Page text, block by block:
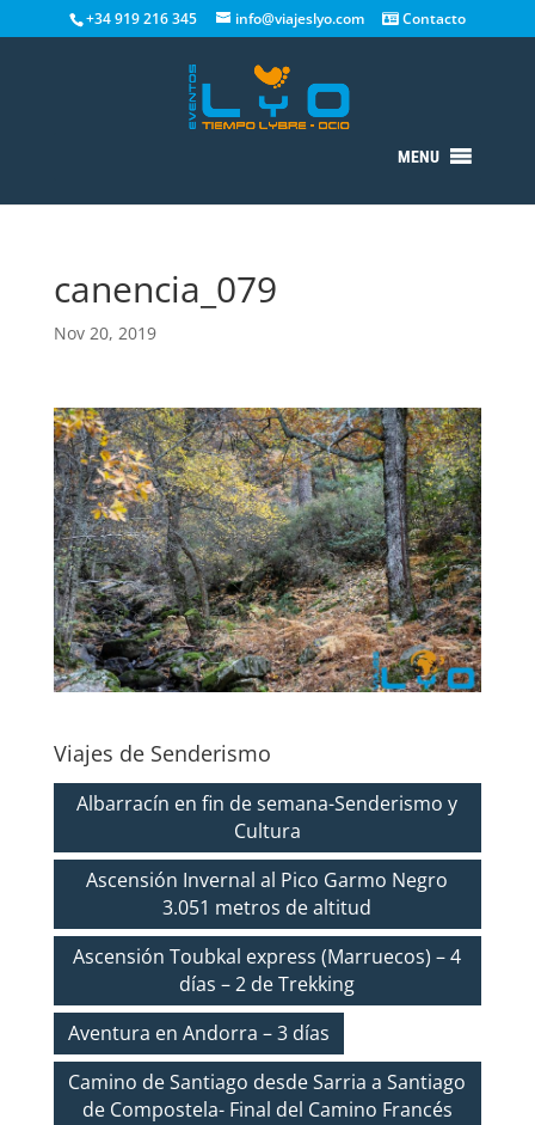
+34 919 216 345 info@viajeslyo.com Contacto
MENU
canencia_079
Nov 20, 2019
Viajes de Senderismo
Albarracín en fin de semana-Senderismo y
Cultura
Ascensión Invernal al Pico Garmo Negro
3.051 metros de altitud
Ascensión Toubkal express (Marruecos) – 4
días – 2 de Trekking
Aventura en Andorra – 3 días
Camino de Santiago desde Sarria a Santiago
de Compostela- Final del Camino Francés